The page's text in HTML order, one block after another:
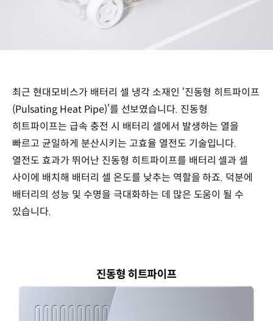
최근 현대모비스가 배터리 셀 냉각 소재인 ‘진동형 히트파이프
(Pulsating Heat Pipe)’를 선보였습니다. 진동형
히트파이프는 급속 충전 시 배터리 셀에서 발생하는 열을
빠르고 균일하게 분산시키는 고효율 열전도 기술입니다.
열전도 효과가 뛰어난 진동형 히트파이프를 배터리 셀과 셀
사이에 배치해 배터리 셀 온도를 낮추는 역할을 하죠. 덕분에
배터리의 성능 및 수명을 극대화하는 데 많은 도움이 될 수
있습니다.